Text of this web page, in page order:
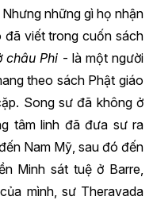
những gì họ nhận
viết trong cuốn sách
châu Phi - là một người
theo sách Phật giáo
Song sư đã không ở
tâm linh đã đưa sư ra
Nam Mỹ, sau đó đến
Minh sát tuệ ở Barre,
mình, sư Theravada